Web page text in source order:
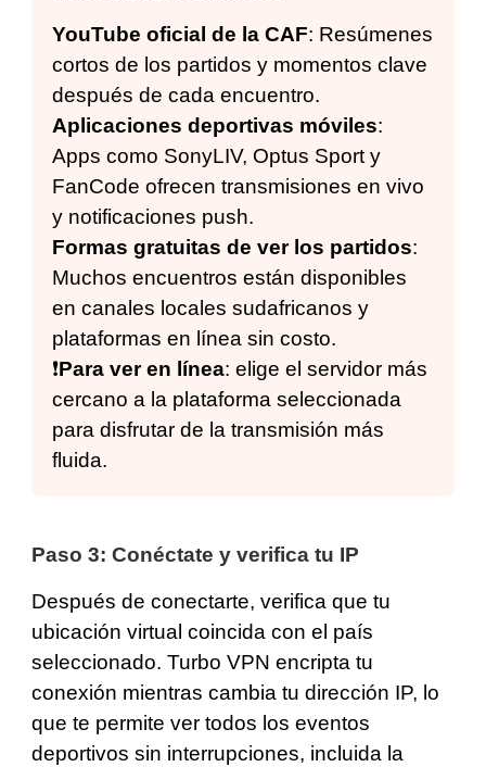
YouTube oficial de la CAF: Resúmenes
cortos de los partidos y momentos clave
después de cada encuentro.
Aplicaciones deportivas móviles:
Apps como SonyLIV, Optus Sport y
FanCode ofrecen transmisiones en vivo
y notificaciones push.
Formas gratuitas de ver los partidos:
Muchos encuentros están disponibles
en canales locales sudafricanos y
plataformas en línea sin costo.
❗️Para ver en línea: elige el servidor más
cercano a la plataforma seleccionada
para disfrutar de la transmisión más
fluida.
Paso 3: Conéctate y verifica tu IP
Después de conectarte, verifica que tu
ubicación virtual coincida con el país
seleccionado. Turbo VPN encripta tu
conexión mientras cambia tu dirección IP, lo
que te permite ver todos los eventos
deportivos sin interrupciones, incluida la